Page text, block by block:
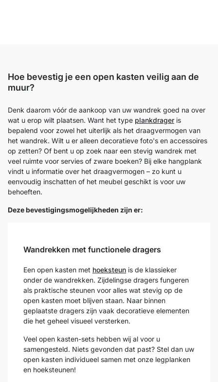
Hoe bevestig je een open kasten veilig aan de
muur?
Denk daarom vóór de aankoop van uw wandrek goed na over
wat u erop wilt plaatsen. Want het type plankdrager is
bepalend voor zowel het uiterlijk als het draagvermogen van
het wandrek. Wilt u er alleen decoratieve foto's en accessoires
op zetten? Of bent u op zoek naar een stevig wandrek met
veel ruimte voor servies of zware boeken? Bij elke hangplank
vindt u informatie over het draagvermogen – zo kunt u
eenvoudig inschatten of het meubel geschikt is voor uw
behoeften.
Deze bevestigingsmogelijkheden zijn er:
Wandrekken met functionele dragers
Een open kasten met hoeksteun is de klassieker
onder de wandrekken. Zijdelingse dragers fungeren
als praktische steunen voor alles wat stevig op de
open kasten moet blijven staan. Naar binnen
geplaatste dragers zijn vaak decoratieve elementen
die het geheel visueel versterken.
Veel open kasten-sets hebben wij al voor u
samengesteld. Niets gevonden dat past? Stel dan uw
open kasten individueel samen met onze legplanken
en hoeksteunen!